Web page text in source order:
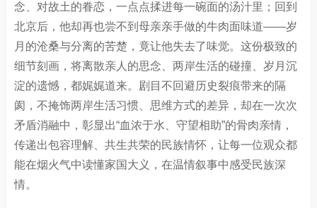
念、对故土的眷恋，一点点揉进每一碗面的汤汁里；回到
北京后，他却再也尝不到母亲亲手做的牛肉面味道——岁
月的沧桑与分离的苦楚，竟让他失去了味觉。这份极致的
细节刻画，将离散亲人的思念、两岸生活的碰撞、岁月沉
淀的遗憾，都娓娓道来。剧目不回避历史裂痕带来的隔
阂，不掩饰两岸生活习惯、思维方式的差异，却在一次次
矛盾消融中，彰显出“血浓于水、守望相助”的骨肉亲情，
传递出包容理解、共生共荣的民族情怀，让每一位观众都
能在烟火气中读懂家国大义，在温情叙事中感受民族深
情。